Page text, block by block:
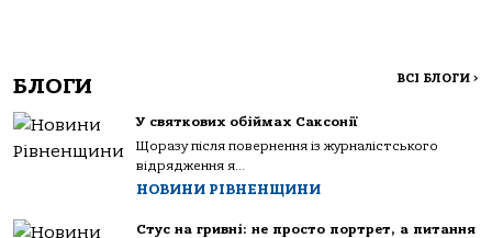
БЛОГИ ВСІ БЛОГИ >
У святкових обіймах Саксонії
Щоразу після повернення із журналістського
відрядження я...
НОВИНИ РІВНЕНЩИНИ
Стус на гривні: не просто портрет, а питання